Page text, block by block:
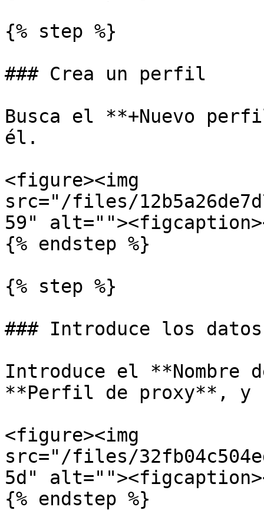
{% step %}
### Crea un perfil
Busca el **+Nuevo
él.
<figure><img
src="/files/
59"
{% endstep %}
{% step %}
### Introduce los
Introduce el **Nombre
**Perfil de proxy**, y
<figure><img
src="/files/
5d"
{% endstep %}